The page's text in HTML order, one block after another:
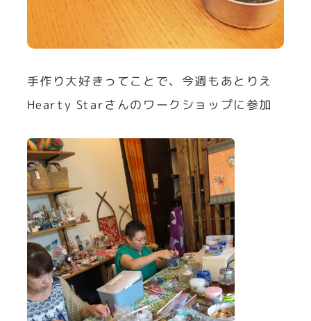
手作り大好きってことで、今週もあとりえ
Hearty Starさんのワークショップに参加